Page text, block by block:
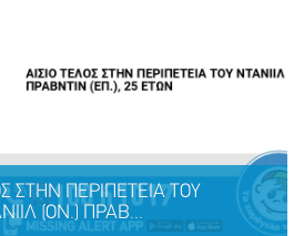
ΠΕΡΙΠΕΤΕΙΑ ΤΗΣ ΝΑΖΛΑ (ΟΝ.)
(ΕΠ.), 16 ΕΤΩΝ
ΔΡΑΣΕ
ΣΤΗΝ ΠΕΡΙΠΕΤΕΙΑ ΤΟΥ
(ΟΝ.) ΠΡΑΒ...